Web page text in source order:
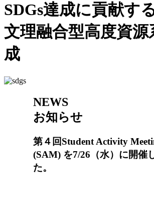
SDGs達成に貢献す
文理融合型高度資源
成
NEWS
お知らせ
第４回Student Activity
(SAM) を7/26（水）に開催
た。